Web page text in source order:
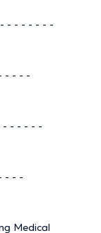
- - - - - - -
- - - -
- - - - - -
- - -
Medical